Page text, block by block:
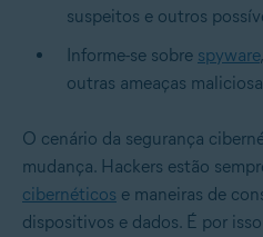
suspeitos e outros
Informe-se sobre spyware,
outras ameaças
O cenário da segurança
mudança. Hackers estão
cibernéticos e maneiras de
dispositivos e dados. É por